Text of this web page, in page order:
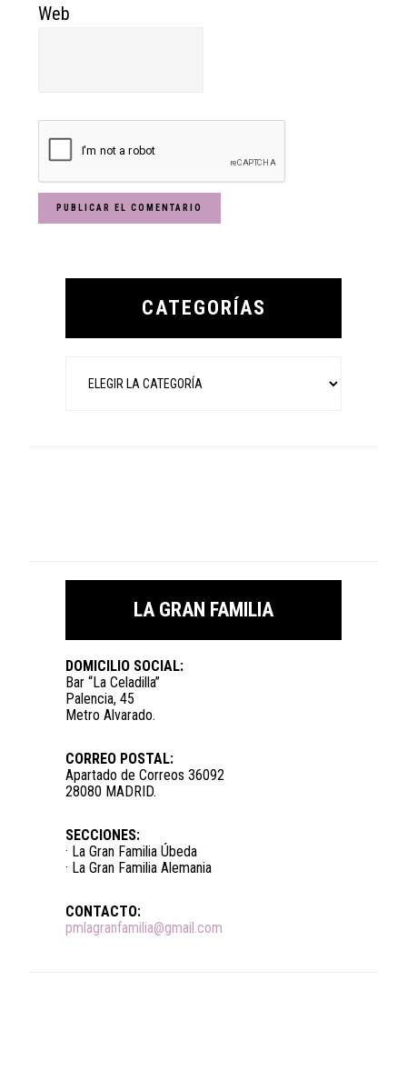
Web
Primary
CATEGORÍAS
LA GRAN FAMILIA
DOMICILIO SOCIAL:
Bar “La Celadilla”
Palencia, 45
Metro Alvarado.
CORREO POSTAL:
Apartado de Correos 36092
28080 MADRID.
SECCIONES:
· La Gran Familia Úbeda
· La Gran Familia Alemania
CONTACTO:
pmlagranfamilia@gmail.com